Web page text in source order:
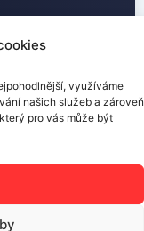
využíváme
našich služeb a zároveň
pro vás může být